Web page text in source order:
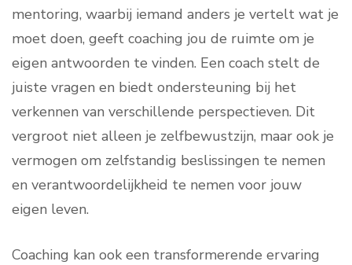
mentoring, waarbij iemand anders je vertelt wat je
moet doen, geeft coaching jou de ruimte om je
eigen antwoorden te vinden. Een coach stelt de
juiste vragen en biedt ondersteuning bij het
verkennen van verschillende perspectieven. Dit
vergroot niet alleen je zelfbewustzijn, maar ook je
vermogen om zelfstandig beslissingen te nemen
en verantwoordelijkheid te nemen voor jouw
eigen leven.
Coaching kan ook een transformerende ervaring